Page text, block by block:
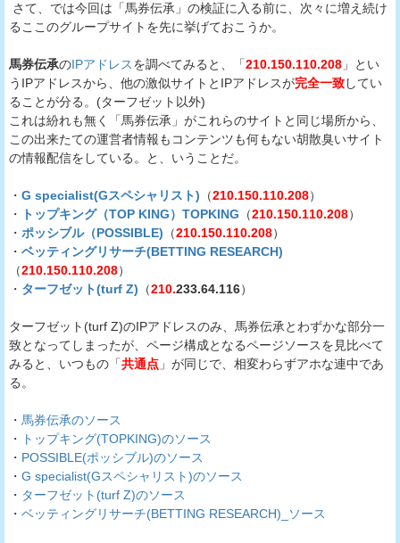
さて、では今回は「馬券伝承」の検証に入る前に、次々に増え続け
るここのグループサイトを先に挙げておこうか。
馬券伝承のIPアドレスを調べてみると、「210.150.110.208 」とい
うIPアドレスから、他の激似サイトとIPアドレスが完全一致してい
ることが分る。(ターフゼット以外)
これは紛れも無く「馬券伝承」がこれらのサイトと同じ場所から、
この出来たての運営者情報もコンテンツも何もない胡散臭いサイト
の情報配信をしている。と、いうことだ。
・ G specialist(Gスペシャリスト) （210.150.110.208）
・
トップキング（TOP KING）TOPKING （210.150.110.208）
・ ポッシブル（POSSIBLE) （210.150.110.208）
・ ベッティングリサーチ(BETTING RESEARCH)
（210.150.110.208）
・ ターフゼット(turf Z) （210.233.64.116）
ターフゼット(turf Z)のIPアドレスのみ、馬券伝承とわずかな部分一
致となってしまったが、ページ構成となるページソースを見比べて
みると、いつもの「共通点 」が同じで、相変わらずアホな連中であ
る。
・ 馬券伝承のソース
・
トップキング(TOPKING)のソース
・ POSSIBLE(ポッシブル)のソース
・ G specialist(Gスペシャリスト)のソース
・ ターフゼット(turf Z)のソース
・ ベッティングリサーチ(BETTING RESEARCH)_ソース